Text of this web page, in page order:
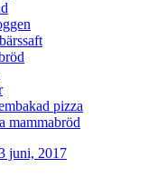
pizza
mammabröd
juni, 2017